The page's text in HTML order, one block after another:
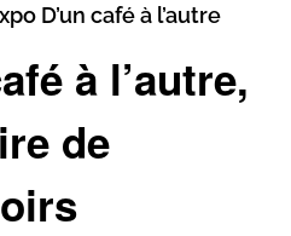
à l’autre,
de
D’un café à l’autre